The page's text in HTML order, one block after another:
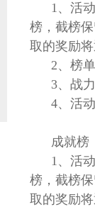
1、活动
榜，截榜
取的奖励
2、榜单
3、战力
4、活动
成就榜
1、活动
榜，截榜
取的奖励